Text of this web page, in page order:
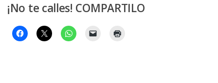
¡No te calles! COMPARTILO